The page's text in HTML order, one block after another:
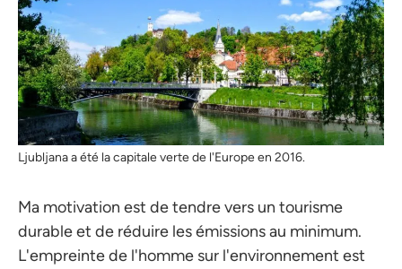
Ljubljana a été la capitale verte de l'Europe en 2016.
Ma motivation est de tendre vers un tourisme
durable et de réduire les émissions au minimum.
L'empreinte de l'homme sur l'environnement est